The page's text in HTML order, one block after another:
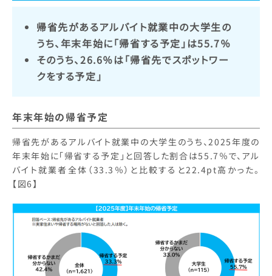
帰省先があるアルバイト就業中の大学生の
うち、年末年始に「帰省する予定」は55.7％
そのうち、26.6％は「帰省先でスポットワー
クをする予定」
年末年始の帰省予定
帰省先があるアルバイト就業中の大学生のうち、2025年度の
年末年始に「帰省する予定」と回答した割合は55.7％で、アル
バイト就業者全体（33.3％）と比較すると22.4pt高かった。
【図6】